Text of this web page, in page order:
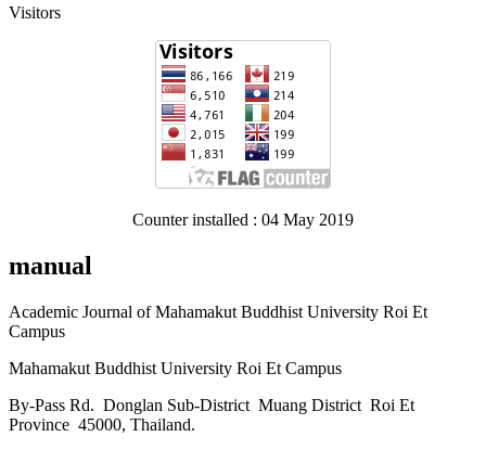
Visitors
Counter installed : 04 May 2019
manual
Academic Journal of Mahamakut Buddhist University Roi Et
Campus
Mahamakut Buddhist University Roi Et Campus
By-Pass Rd. Donglan Sub-District Muang District Roi Et
Province 45000, Thailand.